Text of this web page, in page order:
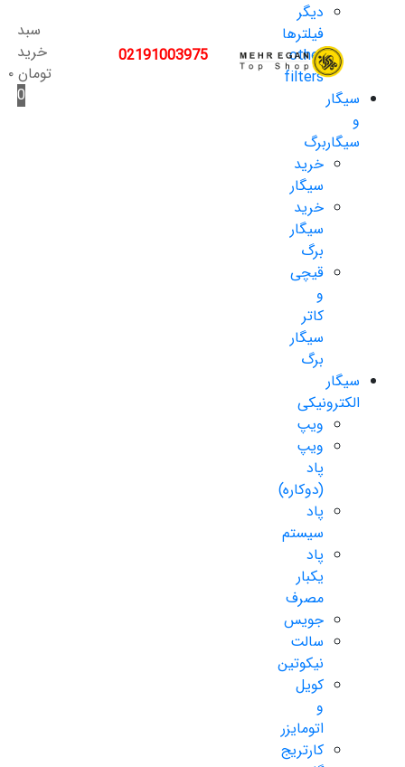
دیگر
فیلترها
other
filters
سیگار
و
سیگاربرگ
خرید
سیگار
خرید
سیگار
برگ
قیچی
و
کاتر
سیگار
برگ
سیگار
الکترونیکی
ویپ
ویپ
پاد
(دوکاره)
پاد
سیستم
پاد
یکبار
مصرف
جویس
سالت
نیکوتین
کویل
و
اتومایزر
کارتریج
02191003975
سبد
خرید
تومان۰
0